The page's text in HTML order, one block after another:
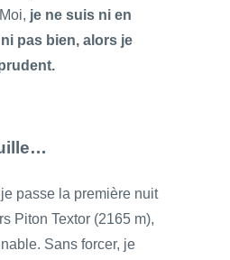
je ne suis ni en
pas bien, alors je
passe la première nuit
Piton Textor (2165 m),
Sans forcer, je